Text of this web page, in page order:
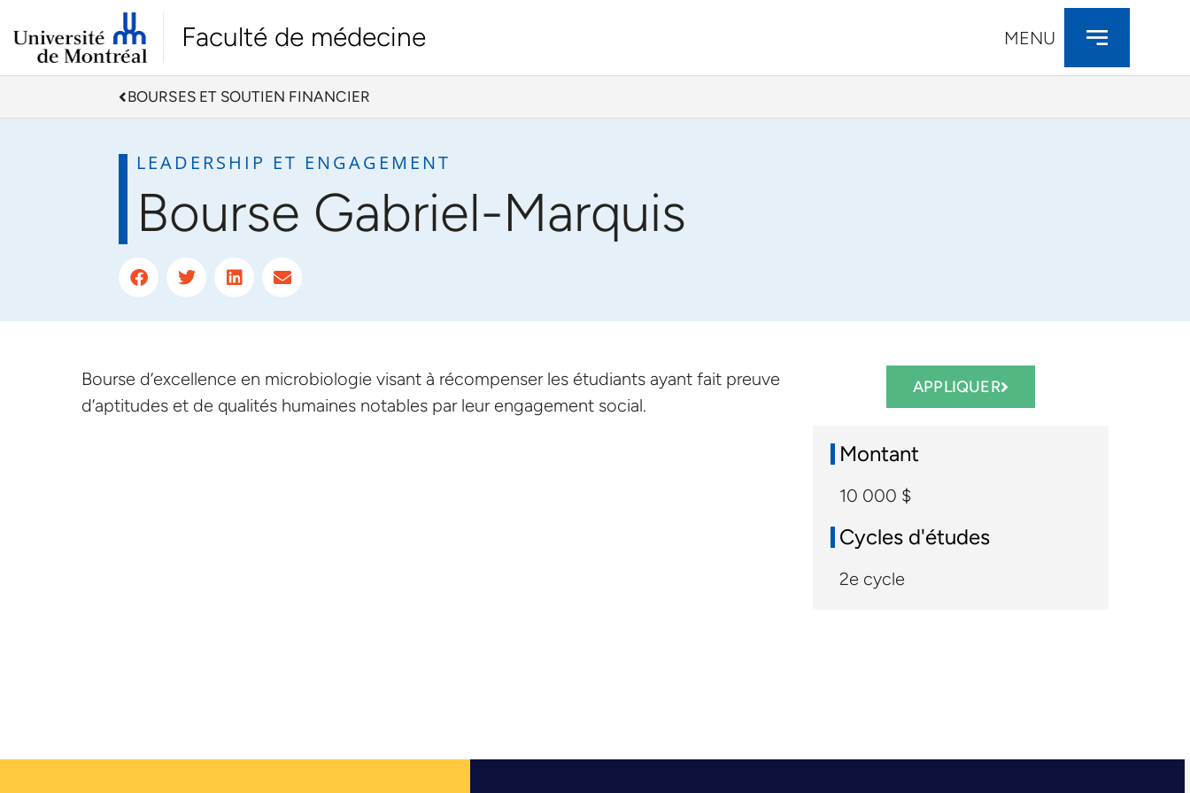
Faculté de médecine MENU
BOURSES ET SOUTIEN FINANCIER
LEADERSHIP ET ENGAGEMENT
Bourse Gabriel-Marquis
Bourse d’excellence en microbiologie visant à récompenser les étudiants ayant fait preuve
d’aptitudes et de qualités humaines notables par leur engagement social.
APPLIQUER
Montant
10 000 $
Cycles d'études
2e cycle